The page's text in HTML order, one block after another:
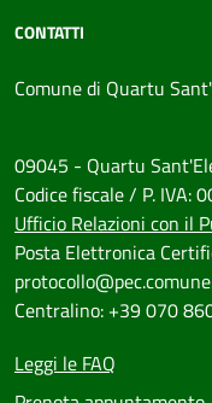
CONTATTI
Comune di Quartu
09045 - Quartu
Codice fiscale / P. IVA:
Ufficio Relazioni con il
Posta Elettronica
Centralino: +39 070
Leggi le FAQ